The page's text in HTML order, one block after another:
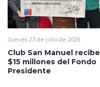
Jueves 23 de julio de 2026
Club San Manuel recibe
$15 millones del Fondo
Presidente